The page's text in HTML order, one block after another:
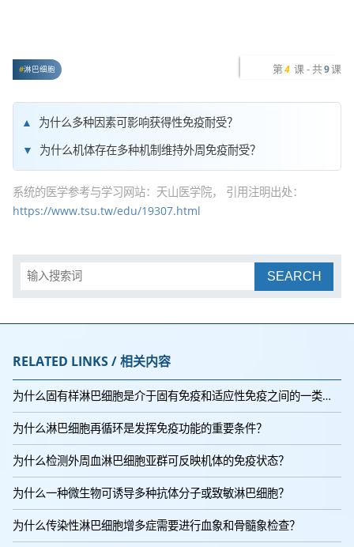
淋巴细胞 第 4 课 - 共9课
为什么多种因素可影响获得性免疫耐受？
为什么机体存在多种机制维持外周免疫耐受？
系统的医学参考与学习网站：天山医学院， 引用注明出处：
https://www.tsu.tw/edu/19307.html
SEARCH
RELATED LINKS / 相关内容
为什么固有样淋巴细胞是介于固有免疫和适应性免疫之间的一类细胞？
为什么淋巴细胞再循环是发挥免疫功能的重要条件？
为什么检测外周血淋巴细胞亚群可反映机体的免疫状态？
为什么一种微生物可诱导多种抗体分子或致敏淋巴细胞？
为什么传染性淋巴细胞增多症需要进行血象和骨髓象检查？